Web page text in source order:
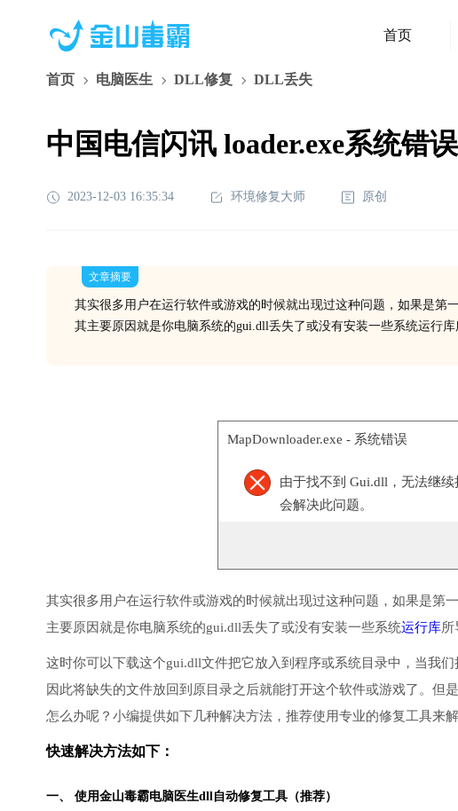
首页
首页 电脑医生 DLL修复 DLL丢失
中国电信闪讯 loader.exe系统错
2023-12-03 16:35:34 环境修复大师 原创
文章摘要
其实很多用户在运行软件或游戏的时候就出现过这种问题，如果是第
其主要原因就是你电脑系统的gui.dll丢失了或没有安装一些系统运行库
MapDownloader.exe - 系统错误
由于找不到 Gui.dll，无法继
会解决此问题。
其实很多用户在运行软件或游戏的时候就出现过这种问题，如果是第
主要原因就是你电脑系统的gui.dll丢失了或没有安装一些系统运行库所
这时你可以下载这个gui.dll文件把它放入到程序或系统目录中，当我
因此将缺失的文件放回到原目录之后就能打开这个软件或游戏了。但
怎么办呢？小编提供如下几种解决方法，推荐使用专业的修复工具来解
快速解决方法如下：
一、 使用金山毒霸电脑医生dll自动修复工具（推荐）